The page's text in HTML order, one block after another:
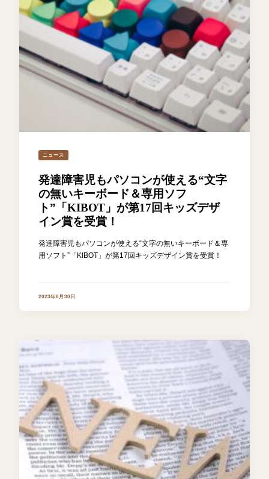
ニュース
発達障害児もパソコンが使える“文字
の無いキーボード＆専用ソフ
ト”「KIBOT」が第17回キッズデザ
イン賞を受賞！
発達障害児もパソコンが使える“文字の無いキーボード＆専
用ソフト”「KIBOT」が第17回キッズデザイン賞を受賞！
2023年8月30日